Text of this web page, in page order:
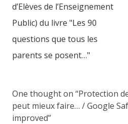
d’Elèves de l’Enseignement
Public) du livre "Les 90
questions que tous les
parents se posent…"
One thought on “Protection
peut mieux faire… / Google
improved”